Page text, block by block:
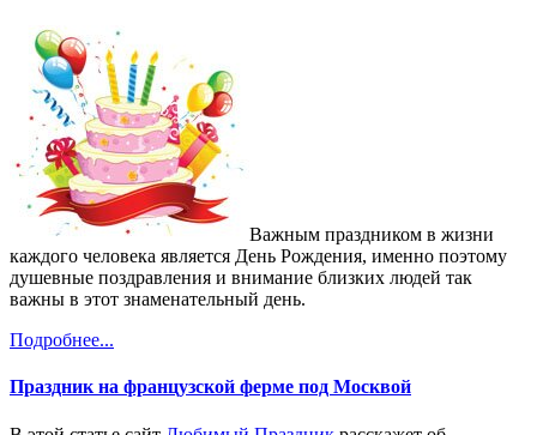
Важным праздником в жизни
каждого человека является День Рождения, именно поэтому
душевные поздравления и внимание близких людей так
важны в этот знаменательный день.
Подробнее...
Праздник на французской ферме под Москвой